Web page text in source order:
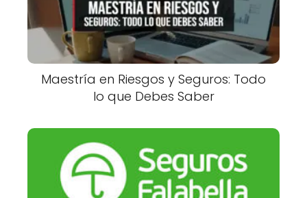
Maestría en Riesgos y Seguros: Todo
lo que Debes Saber